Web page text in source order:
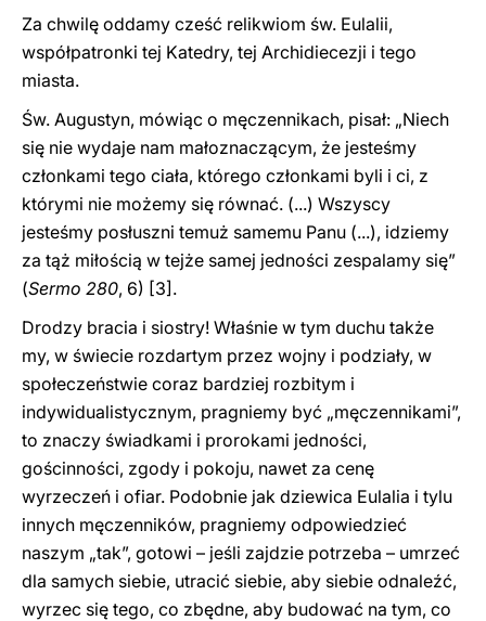
Za chwilę oddamy cześć relikwiom św. Eulalii,
współpatronki tej Katedry, tej Archidiecezji i tego
miasta.
Św. Augustyn, mówiąc o męczennikach, pisał: „Niech
się nie wydaje nam małoznaczącym, że jesteśmy
członkami tego ciała, którego członkami byli i ci, z
którymi nie możemy się równać. (...) Wszyscy
jesteśmy posłuszni temuż samemu Panu (...), idziemy
za tąż miłością w tejże samej jedności zespalamy się”
(Sermo 280, 6) [3].
Drodzy bracia i siostry! Właśnie w tym duchu także
my, w świecie rozdartym przez wojny i podziały, w
społeczeństwie coraz bardziej rozbitym i
indywidualistycznym, pragniemy być „męczennikami”,
to znaczy świadkami i prorokami jedności,
gościnności, zgody i pokoju, nawet za cenę
wyrzeczeń i ofiar. Podobnie jak dziewica Eulalia i tylu
innych męczenników, pragniemy odpowiedzieć
naszym „tak”, gotowi – jeśli zajdzie potrzeba – umrzeć
dla samych siebie, utracić siebie, aby siebie odnaleźć,
wyrzec się tego, co zbędne, aby budować na tym, co